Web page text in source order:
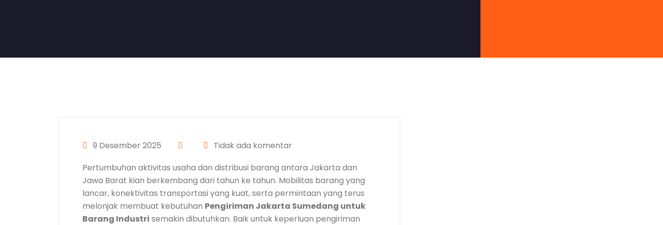
9 Desember 2025
Tidak ada komentar
Pertumbuhan aktivitas usaha dan distribusi barang antara Jakarta dan
Jawa Barat kian berkembang dari tahun ke tahun. Mobilitas barang yang
lancar, konektivitas transportasi yang kuat, serta permintaan yang terus
melonjak membuat kebutuhan Pengiriman Jakarta Sumedang untuk
Barang Industri semakin dibutuhkan. Baik untuk keperluan pengiriman